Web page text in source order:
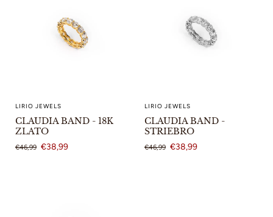
LIRIO JEWELS
CLAUDIA BAND - 18K
ZLATO
€46,99 €38,99
LIRIO JEWELS
CLAUDIA BAND -
STRIEBRO
€46,99 €38,99